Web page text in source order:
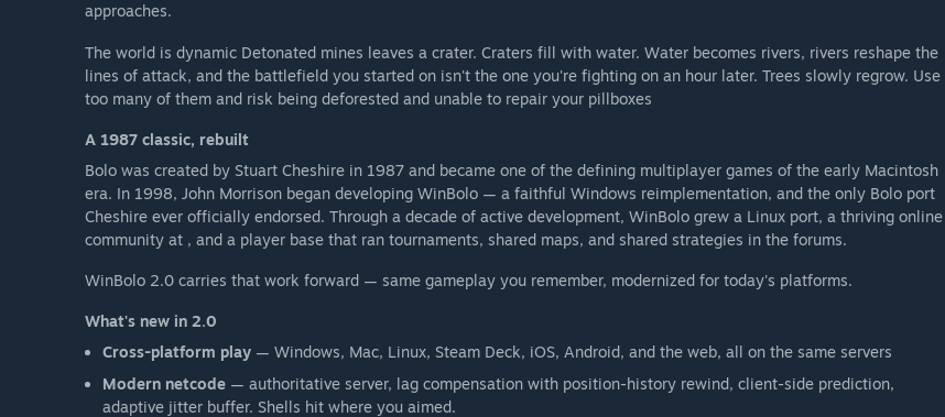
approaches.
The world is dynamic Detonated mines leaves a crater. Craters fill with water. Water becomes rivers, rivers reshape the
lines of attack, and the battlefield you started on isn't the one you're fighting on an hour later. Trees slowly regrow. Use
too many of them and risk being deforested and unable to repair your pillboxes
A 1987 classic, rebuilt
Bolo was created by Stuart Cheshire in 1987 and became one of the defining multiplayer games of the early Macintosh
era. In 1998, John Morrison began developing WinBolo — a faithful Windows reimplementation, and the only Bolo port
Cheshire ever officially endorsed. Through a decade of active development, WinBolo grew a Linux port, a thriving online
community at , and a player base that ran tournaments, shared maps, and shared strategies in the forums.
WinBolo 2.0 carries that work forward — same gameplay you remember, modernized for today's platforms.
What's new in 2.0
Cross-platform play — Windows, Mac, Linux, Steam Deck, iOS, Android, and the web, all on the same servers
Modern netcode — authoritative server, lag compensation with position-history rewind, client-side prediction,
adaptive jitter buffer. Shells hit where you aimed.